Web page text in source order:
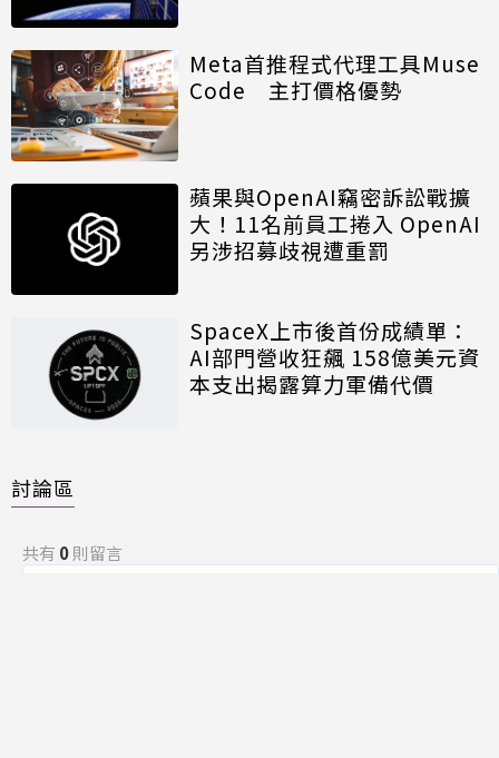
Meta首推程式代理工具Muse
Code 主打價格優勢
蘋果與OpenAI竊密訴訟戰擴
大！11名前員工捲入 OpenAI
另涉招募歧視遭重罰
SpaceX上市後首份成績單：
AI部門營收狂飆 158億美元資
本支出揭露算力軍備代價
討論區
共有 0則留言